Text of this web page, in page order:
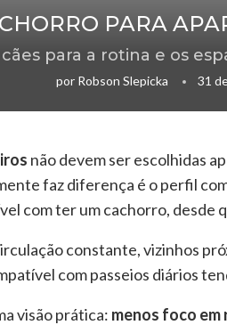
PARA
cães para a rotina e os
por Robson Slepicka 31
não devem ser escolhidas
faz diferença é o perfil
com ter um cachorro, desde
constante, vizinhos
com passeios diários
visão prática: menos foco